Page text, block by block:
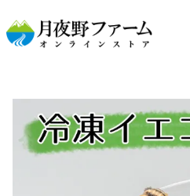
NEW【冷凍餌】イエコオロギ 羽 50g